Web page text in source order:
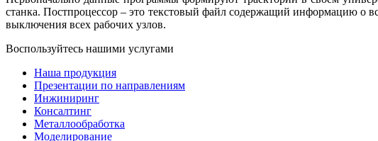
станка. Постпроцессор – это текстовый файл содержащий информацию о
выключения всех рабочих узлов.
Воспользуйтесь нашими услугами
Наша продукция
Презентации по направлениям
Инжиниринг
Консалтинг
Металлообработка
Моделирование